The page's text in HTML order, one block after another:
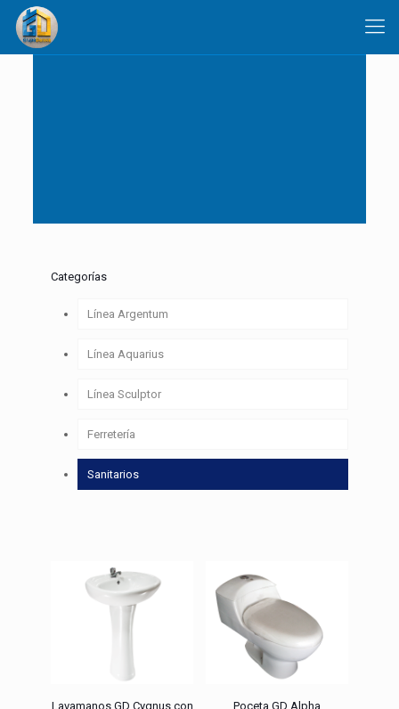
Categorías
Línea Argentum
Línea Aquarius
Línea Sculptor
Ferretería
Sanitarios
Lavamanos GD Cygnus con
Poceta GD Alpha